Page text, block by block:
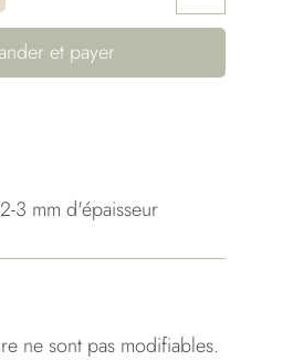
et payer
3 mm d'épaisseur
ne sont pas modifiables.